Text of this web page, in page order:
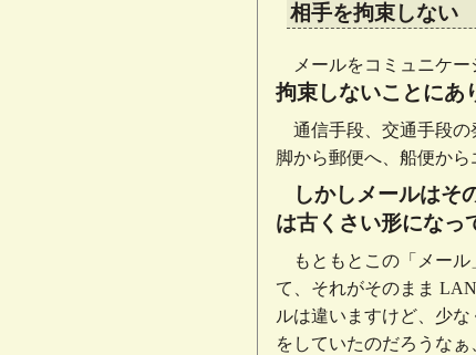
相手を拘束しない
メールをコミュニケ
拘束しないことにあ
通信手段、交通手段
脚から郵便へ、船便から
しかしメールはそ
は古くさい形になっ
もともとこの「メー
て、それがそのまま
ルは違いますけど、少
をしていたのだろうなぁ